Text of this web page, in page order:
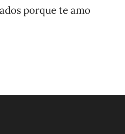
porque te amo